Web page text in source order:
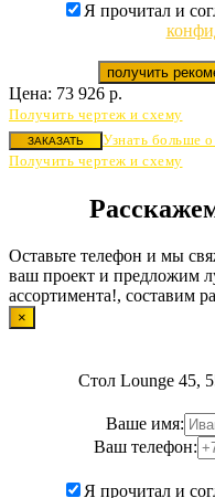
Я прочитал и
получить
Цена: 73 926 р.
Получить чертеж и схему
ЗАКАЗАТЬ
Узнать больше
Получить чертеж и схему
Оставьте телефон и мы
ваш проект и предложим
ассортимента!, составим
×
Стол Lounge 45,
Ваше имя:
Ваш телефон:
Я прочитал и